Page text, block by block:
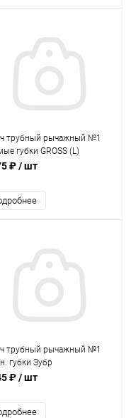
трубный рычажный №1
губки GROSS (L)
₽/ шт
трубный рычажный №1
губки Зубр
₽/ шт